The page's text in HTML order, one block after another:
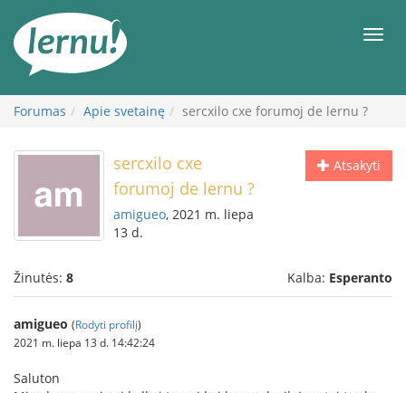
turinį
Forumas Apie svetainę sercxilo cxe forumoj de lernu ?
Atsakyti
sercxilo cxe
forumoj de lernu ?
amigueo, 2021 m. liepa
13 d.
Žinutės: 8 Kalba: Esperanto
amigueo (Rodyti profilį)
2021 m. liepa 13 d. 14:42:24
Saluton